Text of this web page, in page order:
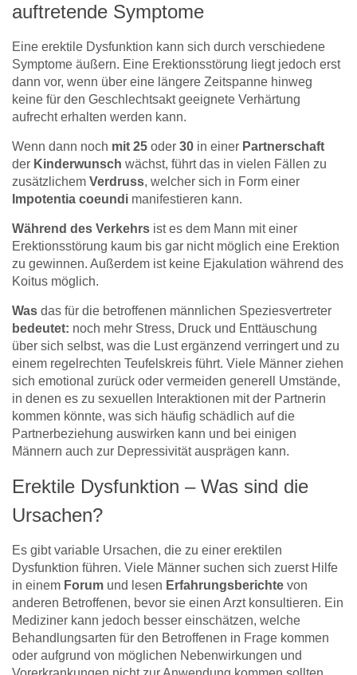
auftretende Symptome
Eine erektile Dysfunktion kann sich durch verschiedene
Symptome äußern. Eine Erektionsstörung liegt jedoch erst
dann vor, wenn über eine längere Zeitspanne hinweg
keine für den Geschlechtsakt geeignete Verhärtung
aufrecht erhalten werden kann.
Wenn dann noch mit 25 oder 30 in einer Partnerschaft
der Kinderwunsch wächst, führt das in vielen Fällen zu
zusätzlichem Verdruss, welcher sich in Form einer
Impotentia coeundi manifestieren kann.
Während des Verkehrs ist es dem Mann mit einer
Erektionsstörung kaum bis gar nicht möglich eine Erektion
zu gewinnen. Außerdem ist keine Ejakulation während des
Koitus möglich.
Was das für die betroffenen männlichen Speziesvertreter
bedeutet: noch mehr Stress, Druck und Enttäuschung
über sich selbst, was die Lust ergänzend verringert und zu
einem regelrechten Teufelskreis führt. Viele Männer ziehen
sich emotional zurück oder vermeiden generell Umstände,
in denen es zu sexuellen Interaktionen mit der Partnerin
kommen könnte, was sich häufig schädlich auf die
Partnerbeziehung auswirken kann und bei einigen
Männern auch zur Depressivität ausprägen kann.
Erektile Dysfunktion – Was sind die
Ursachen?
Es gibt variable Ursachen, die zu einer erektilen
Dysfunktion führen. Viele Männer suchen sich zuerst Hilfe
in einem Forum und lesen Erfahrungsberichte von
anderen Betroffenen, bevor sie einen Arzt konsultieren. Ein
Mediziner kann jedoch besser einschätzen, welche
Behandlungsarten für den Betroffenen in Frage kommen
oder aufgrund von möglichen Nebenwirkungen und